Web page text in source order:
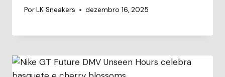
PorLK Sneakers dezembro 16, 2025